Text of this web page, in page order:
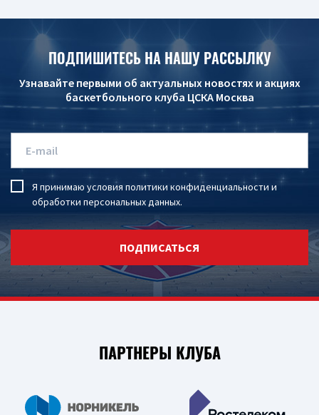
ПОДПИШИТЕСЬ НА НАШУ РАССЫЛКУ
Узнавайте первыми об актуальных новостях и акциях
баскетбольного клуба ЦСКА Москва
Я принимаю условия политики конфиденциальности и
обработки персональных данных.
ПОДПИСАТЬСЯ
ПАРТНЕРЫ КЛУБА